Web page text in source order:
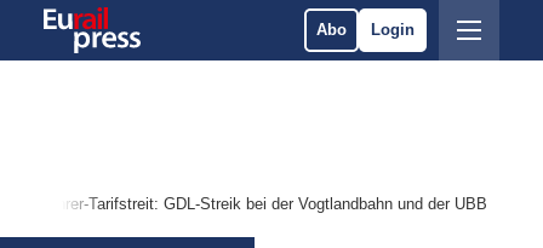
Abo Login
Lokführer-Tarifstreit: GDL-Streik bei der Vogtlandbahn und der UBB